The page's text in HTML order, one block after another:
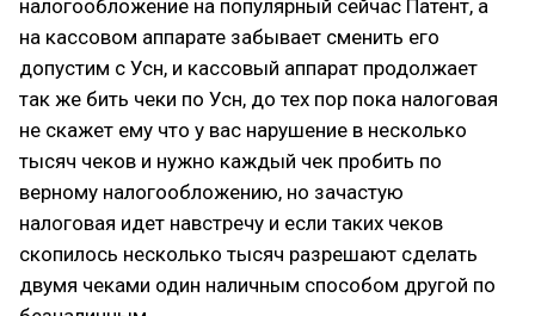
налогообложение на популярный сейчас Патент, а
на кассовом аппарате забывает сменить его
допустим с Усн, и кассовый аппарат продолжает
так же бить чеки по Усн, до тех пор пока налоговая
не скажет ему что у вас нарушение в несколько
тысяч чеков и нужно каждый чек пробить по
верному налогообложению, но зачастую
налоговая идет навстречу и если таких чеков
скопилось несколько тысяч разрешают сделать
двумя чеками один наличным способом другой по